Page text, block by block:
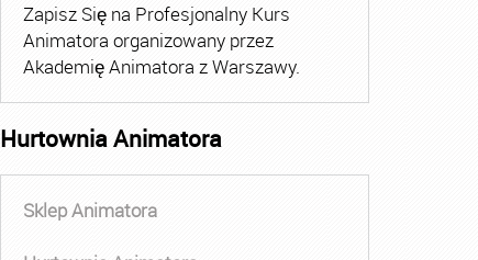
Zapisz Się na Profesjonalny Kurs
Animatora organizowany przez
Akademię Animatora z Warszawy.
Hurtownia Animatora
Sklep Animatora